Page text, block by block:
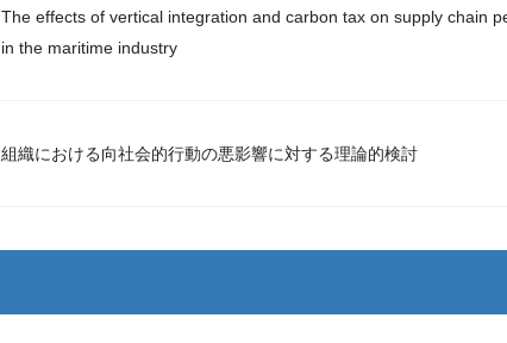
The effects of vertical integration and carbon tax on supply chain
in the maritime industry
組織における向社会的行動の悪影響に対する理論的検討